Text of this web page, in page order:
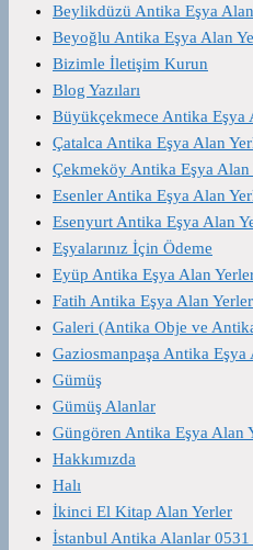
Beylikdüzü Antika Eşya
Beyoğlu Antika Eşya Alan
Bizimle İletişim Kurun
Blog Yazıları
Büyükçekmece Antika Eşya
Çatalca Antika Eşya Alan
Çekmeköy Antika Eşya Alan
Esenler Antika Eşya Alan
Esenyurt Antika Eşya Alan
Eşyalarınız İçin Ödeme
Eyüp Antika Eşya Alan
Fatih Antika Eşya Alan Yerler
Galeri (Antika Obje ve
Gaziosmanpaşa Antika Eşya
Gümüş
Gümüş Alanlar
Güngören Antika Eşya Alan
Hakkımızda
Halı
İkinci El Kitap Alan Yerler
İstanbul Antika Alanlar 0531